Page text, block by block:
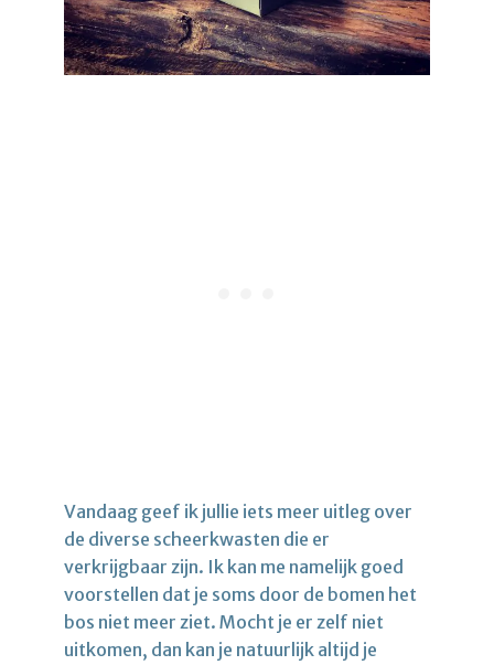
Vandaag geef ik jullie iets meer uitleg over
de diverse scheerkwasten die er
verkrijgbaar zijn. Ik kan me namelijk goed
voorstellen dat je soms door de bomen het
bos niet meer ziet. Mocht je er zelf niet
uitkomen, dan kan je natuurlijk altijd je